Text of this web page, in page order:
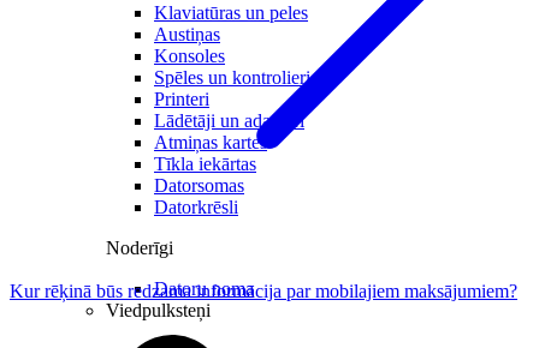
Klaviatūras un peles
Austiņas
Konsoles
Spēles un kontrolieri
Printeri
Lādētāji un adapteri
Atmiņas kartes
Tīkla iekārtas
Datorsomas
Datorkrēsli
Noderīgi
Datoru noma
Viedpulksteņi
Kur rēķinā būs redzama informācija par mobilajiem maksājumiem?